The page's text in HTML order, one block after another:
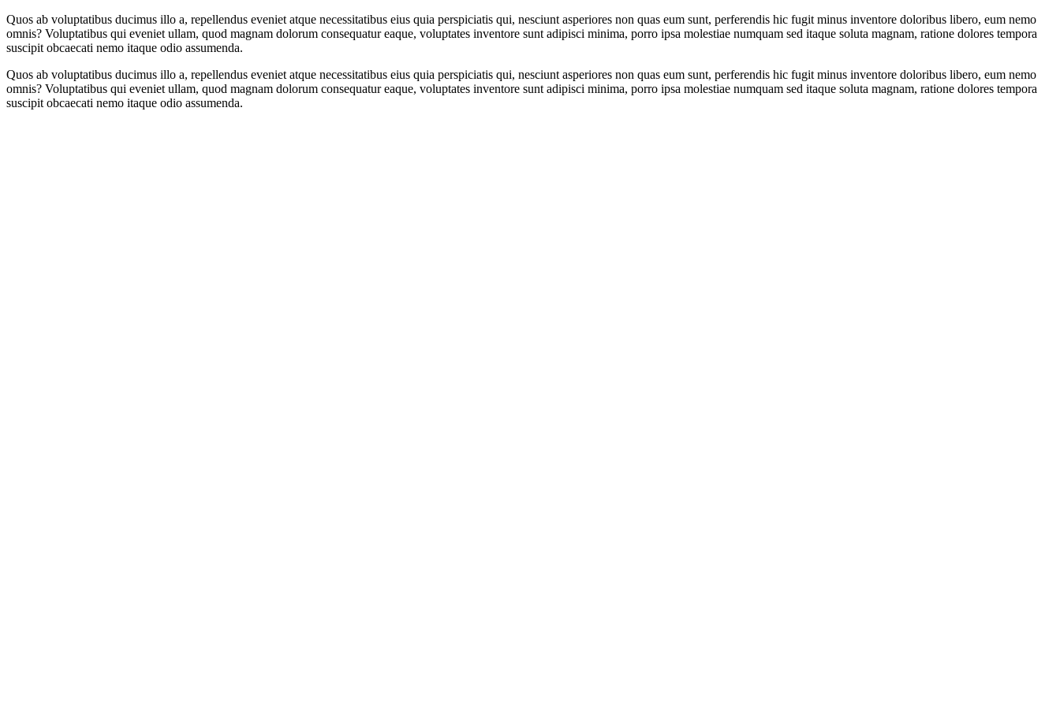
Quos ab voluptatibus ducimus illo a, repellendus eveniet atque necessitatibus eius quia perspiciatis qui, nesciunt asperiores non quas eum sunt, perferendis hic fugit minus inventore doloribus libero, eum nemo
omnis? Voluptatibus qui eveniet ullam, quod magnam dolorum consequatur eaque, voluptates inventore sunt adipisci minima, porro ipsa molestiae numquam sed itaque soluta magnam, ratione dolores tempora
suscipit obcaecati nemo itaque odio assumenda.
Quos ab voluptatibus ducimus illo a, repellendus eveniet atque necessitatibus eius quia perspiciatis qui, nesciunt asperiores non quas eum sunt, perferendis hic fugit minus inventore doloribus libero, eum nemo
omnis? Voluptatibus qui eveniet ullam, quod magnam dolorum consequatur eaque, voluptates inventore sunt adipisci minima, porro ipsa molestiae numquam sed itaque soluta magnam, ratione dolores tempora
suscipit obcaecati nemo itaque odio assumenda.